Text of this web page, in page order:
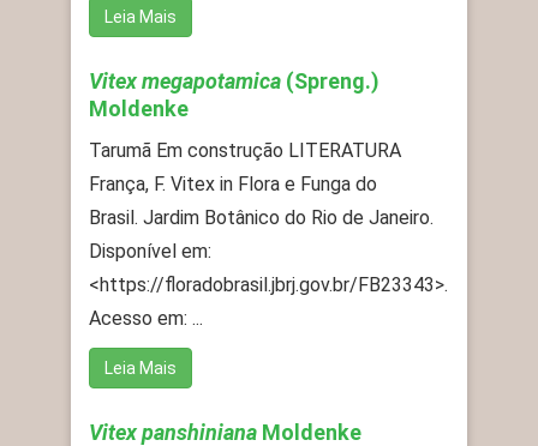
Leia Mais
Vitex megapotamica (Spreng.)
Moldenke
Tarumã Em construção LITERATURA
França, F. Vitex in Flora e Funga do
Brasil. Jardim Botânico do Rio de Janeiro.
Disponível em:
<https://floradobrasil.jbrj.gov.br/FB23343>.
Acesso em: ...
Leia Mais
Vitex panshiniana Moldenke